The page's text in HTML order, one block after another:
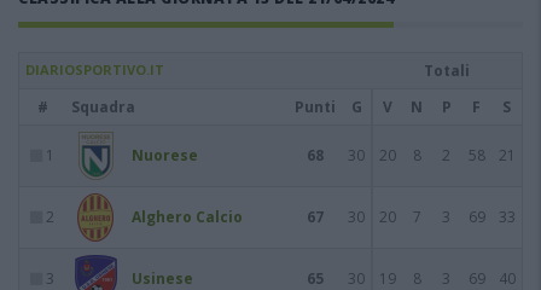
DIARIOSPORTIVO.IT
Totali
#
Squadra Punti G V N P F S
1 Nuorese 68 30 20 8 2 58 21
2 Alghero Calcio 67 30 20 7 3 69 33
3 Usinese 65 30 19 8 3 69 40